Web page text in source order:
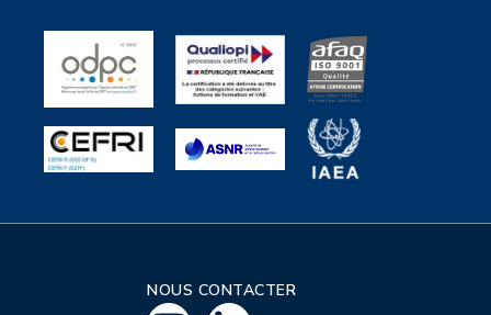
NOUS CONTACTER